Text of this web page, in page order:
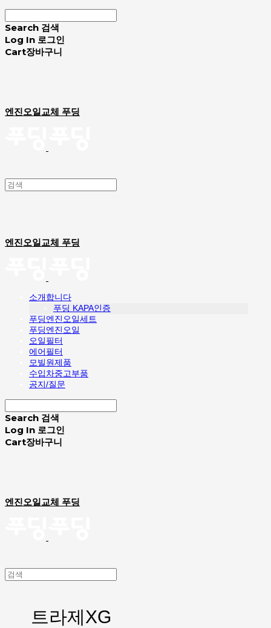
Search 검색
Log In 로그인
Cart장바구니
엔진오일교체 푸딩
엔진오일교체 푸딩
소개합니다
푸딩 KAPA인증
푸딩엔진오일세트
푸딩엔진오일
오일필터
에어필터
모빌원제품
수입차중고부품
공지/질문
Search 검색
Log In 로그인
Cart장바구니
엔진오일교체 푸딩
트라제XG